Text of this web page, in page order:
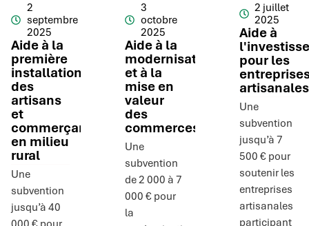
2
septembre
2025
Aide à la
première
installation
des
artisans
et
commerçants
en milieu
rural
Une
subvention
jusqu’à 40
3
octobre
2025
Aide à la
modernisation
et à la
mise en
valeur
des
commerces
Une
subvention
de 2 000 à 7
000 € pour
la
2 juillet
2025
Aide à
pour les
artisanales
Une
subvention
jusqu’à 7
500 € pour
soutenir les
entreprises
artisanales
participant